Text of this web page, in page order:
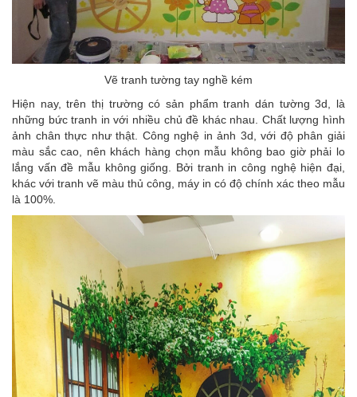
Vẽ tranh tường tay nghề kém
Hiện nay, trên thị trường có sản phẩm tranh dán tường 3d, là
những bức tranh in với nhiều chủ đề khác nhau. Chất lượng hình
ảnh chân thực như thật. Công nghệ in ảnh 3d, với độ phân giải
màu sắc cao, nên khách hàng chọn mẫu không bao giờ phải lo
lắng vấn đề mẫu không giống. Bởi tranh in công nghệ hiện đại,
khác với tranh vẽ màu thủ công, máy in có độ chính xác theo mẫu
là 100%.